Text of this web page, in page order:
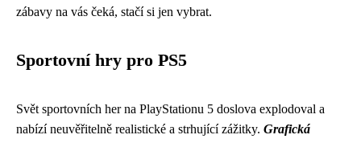
zábavy na vás čeká, stačí si jen vybrat.
Sportovní hry pro PS5
Svět sportovních her na PlayStationu 5 doslova explodoval a
nabízí neuvěřitelně realistické a strhující zážitky. Grafická